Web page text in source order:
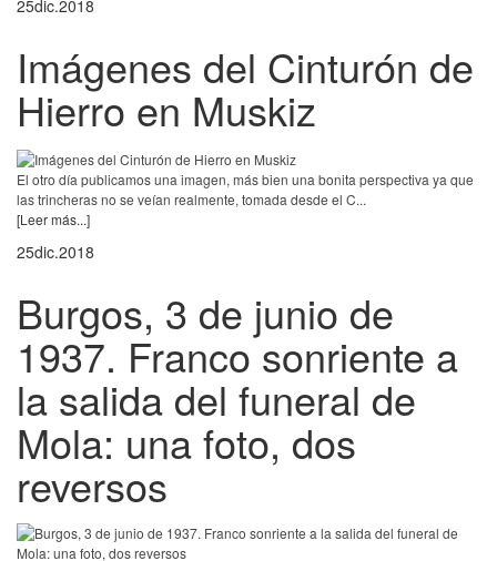
25dic.2018
Imágenes del Cinturón de
Hierro en Muskiz
El otro día publicamos una imagen, más bien una bonita perspectiva ya que
las trincheras no se veían realmente, tomada desde el C...
[Leer más...]
25dic.2018
Burgos, 3 de junio de
1937. Franco sonriente a
la salida del funeral de
Mola: una foto, dos
reversos